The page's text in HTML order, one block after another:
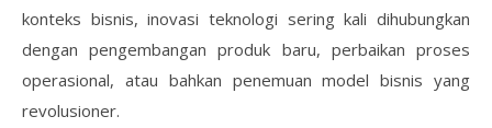
konteks bisnis, inovasi teknologi sering kali dihubungkan
dengan pengembangan produk baru, perbaikan proses
operasional, atau bahkan penemuan model bisnis yang
revolusioner.